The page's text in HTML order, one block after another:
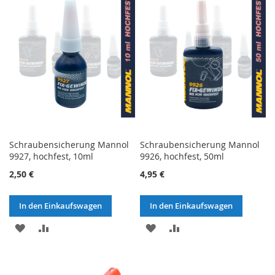
HINZUFÜGENHINZUFÜGEN
Schraubensicherung Mannol
9927, hochfest, 10ml
2,50 €
In den Einkaufswagen
ZU
HINZUFÜGEN
Schraubensicherung Mannol
9926, hochfest, 50ml
4,95 €
In den Einkaufswagen
ZU